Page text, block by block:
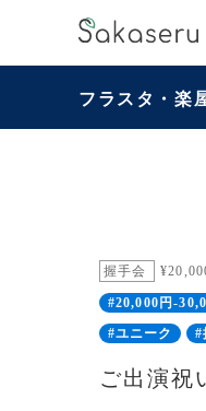
フラスタ・楽
握手会
#20,000円-
#ユニーク
#
ご出演祝